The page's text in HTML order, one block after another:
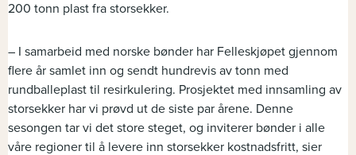
200 tonn plast fra storsekker.
– I samarbeid med norske bønder har Felleskjøpet gjennom
flere år samlet inn og sendt hundrevis av tonn med
rundballeplast til resirkulering. Prosjektet med innsamling av
storsekker har vi prøvd ut de siste par årene. Denne
sesongen tar vi det store steget, og inviterer bønder i alle
våre regioner til å levere inn storsekker kostnadsfritt, sier